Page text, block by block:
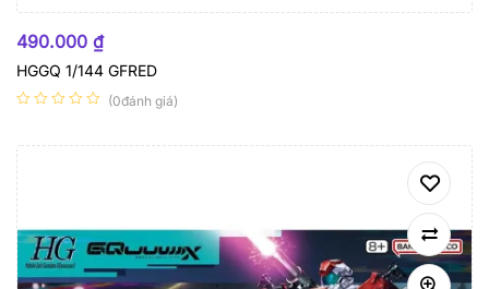
490.000 ₫
HGGQ 1/144 GFRED
(0đánh giá)